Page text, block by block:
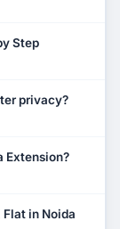
Step
privacy?
Extension?
Flat in Noida